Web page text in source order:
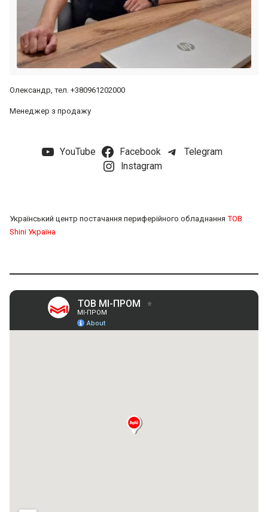
Олександр, тел. +380961202000
Менеджер з продажу
YouTube Facebook
Telegram
Instagram
Український центр постачання периферійного обладнання ТОВ
Shini Україна